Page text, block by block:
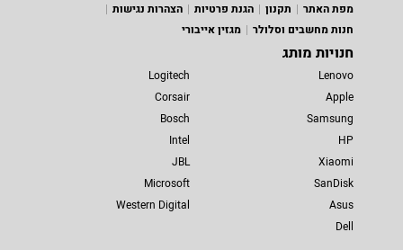
מפת האתר
תקנון הגנת פרטיות
הצהרות נגישות
חנות מחשבים וסלולר
מגזין אייבורי
חנויות מותג
Lenovo
Apple
Samsung
HP
Xiaomi
SanDisk
Asus
Dell
Logitech
Corsair
Bosch
Intel
JBL
Microsoft
Western Digital